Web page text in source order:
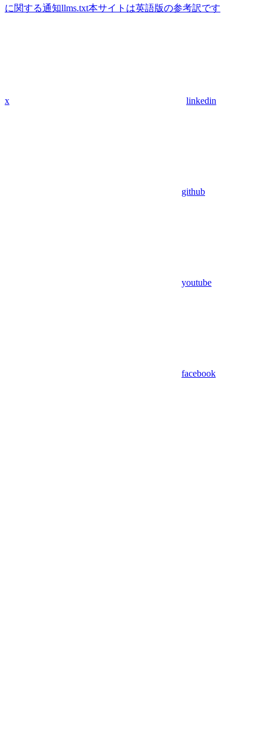
に関する通知llms.txt本サイトは英語版の参考訳です
x linkedin
github
youtube
facebook